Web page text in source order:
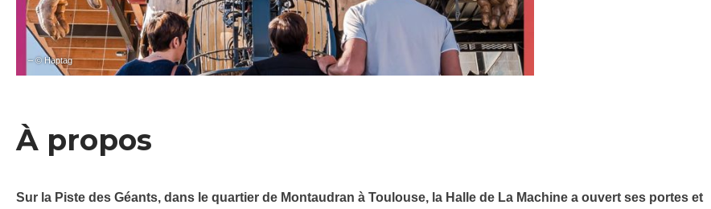
– © Haptag
À propos
Sur la Piste des Géants, dans le quartier de Montaudran à Toulouse, la Halle de La Machine a ouvert ses portes et